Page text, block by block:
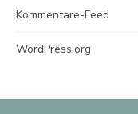
Kommentare-Feed
WordPress.org